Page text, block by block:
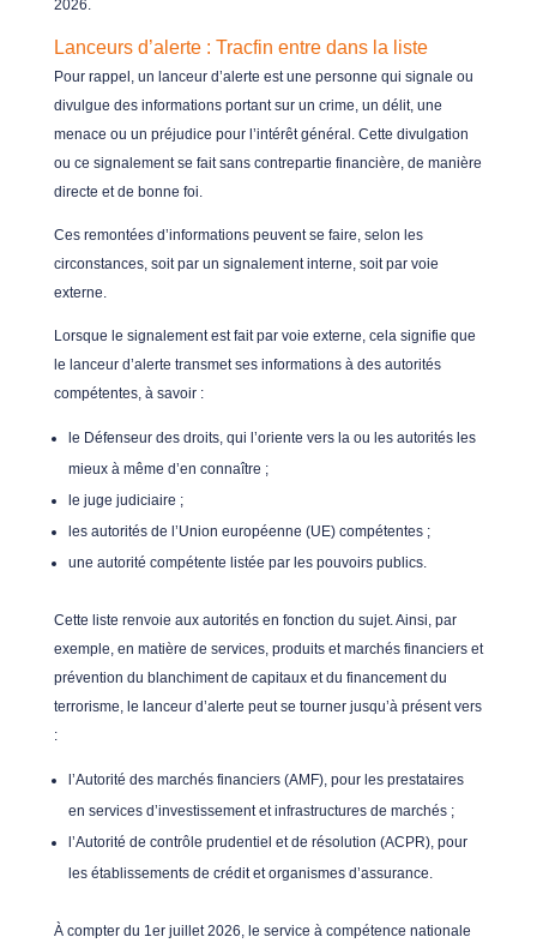
2026.
Lanceurs d’alerte : Tracfin entre dans la liste
Pour rappel, un lanceur d’alerte est une personne qui signale ou
divulgue des informations portant sur un crime, un délit, une
menace ou un préjudice pour l’intérêt général. Cette divulgation
ou ce signalement se fait sans contrepartie financière, de manière
directe et de bonne foi.
Ces remontées d’informations peuvent se faire, selon les
circonstances, soit par un signalement interne, soit par voie
externe.
Lorsque le signalement est fait par voie externe, cela signifie que
le lanceur d’alerte transmet ses informations à des autorités
compétentes, à savoir :
le Défenseur des droits, qui l’oriente vers la ou les autorités les
mieux à même d’en connaître ;
le juge judiciaire ;
les autorités de l’Union européenne (UE) compétentes ;
une autorité compétente listée par les pouvoirs publics.
Cette liste renvoie aux autorités en fonction du sujet. Ainsi, par
exemple, en matière de services, produits et marchés financiers et
prévention du blanchiment de capitaux et du financement du
terrorisme, le lanceur d’alerte peut se tourner jusqu’à présent vers
:
l’Autorité des marchés financiers (AMF), pour les prestataires
en services d’investissement et infrastructures de marchés ;
l’Autorité de contrôle prudentiel et de résolution (ACPR), pour
les établissements de crédit et organismes d’assurance.
À compter du 1er juillet 2026, le service à compétence nationale